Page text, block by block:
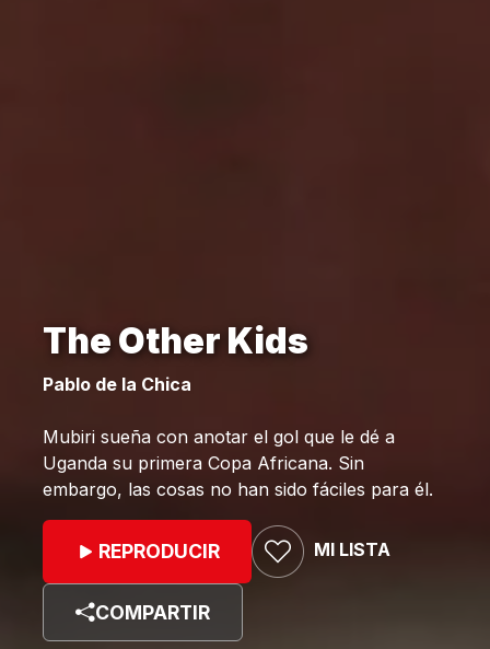
The Other Kids
Pablo de la Chica
Mubiri sueña con anotar el gol que le dé a
Uganda su primera Copa Africana. Sin
embargo, las cosas no han sido fáciles para él.
REPRODUCIR MI LISTA
COMPARTIR